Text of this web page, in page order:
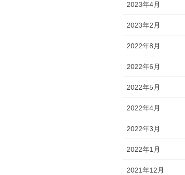
2023年4月
2023年2月
2022年8月
2022年6月
2022年5月
2022年4月
2022年3月
2022年1月
2021年12月